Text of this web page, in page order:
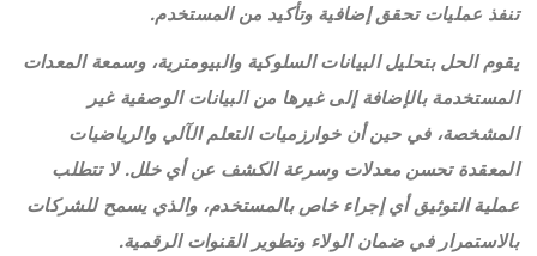
تنفذ عمليات تحقق إضافية وتأكيد من المستخدم.
يقوم الحل بتحليل البيانات السلوكية والبيومترية، وسمعة المعدات
المستخدمة بالإضافة إلى غيرها من البيانات الوصفية غير
المشخصة، في حين أن خوارزميات التعلم الآلي والرياضيات
المعقدة تحسن معدلات وسرعة الكشف عن أي خلل. لا تتطلب
عملية التوثيق أي إجراء خاص بالمستخدم، والذي يسمح للشركات
بالاستمرار في ضمان الولاء وتطوير القنوات الرقمية.